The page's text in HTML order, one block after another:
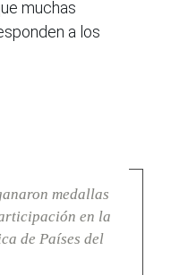
muchas
a los
medallas
en la
de Países del